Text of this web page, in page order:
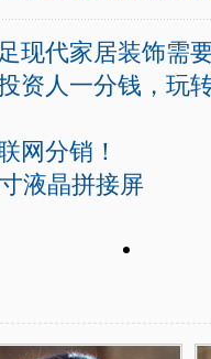
现代家居装饰需
资人一分钱，玩
网分销！
液晶拼接屏